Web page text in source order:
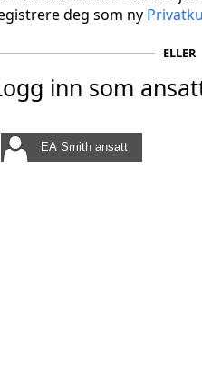
deg som ny
ELLER
inn som
EA Smith ansatt